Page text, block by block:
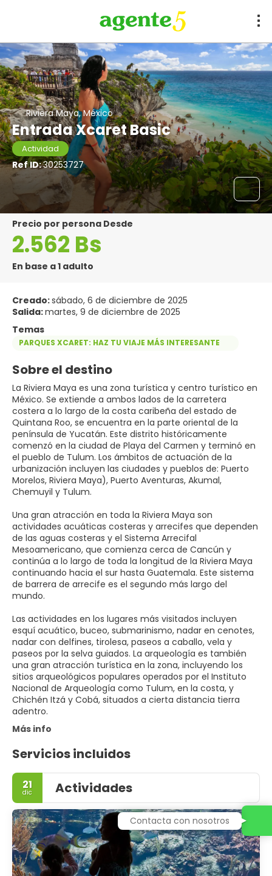
Riviera Maya, México
Entrada Xcaret Basic
Actividad
Ref ID:30253727
precio por persona Desde
2.562 Bs
En base a 1 adulto
Creado:sábado, 6 de diciembre de 2025
Salida:martes, 9 de diciembre de 2025
Temas
PARQUES XCARET: HAZ TU VIAJE MÁS INTERESANTE
Sobre el destino
La Riviera Maya es una zona turística y centro turístico en
México. Se extiende a ambos lados de la carretera
costera a lo largo de la costa caribeña del estado de
Quintana Roo, se encuentra en la parte oriental de la
península de Yucatán. Este distrito históricamente
comenzó en la ciudad de Playa del Carmen y terminó en
el pueblo de Tulum. Los ámbitos de actuación de la
urbanización incluyen las ciudades y pueblos de: Puerto
Morelos, Riviera Maya), Puerto Aventuras, Akumal,
Chemuyil y Tulum.
Una gran atracción en toda la Riviera Maya son
actividades acuáticas costeras y arrecifes que dependen
de las aguas costeras y el Sistema Arrecifal
Mesoamericano, que comienza cerca de Cancún y
continúa a lo largo de toda la longitud de la Riviera Maya
continuando hacia el sur hasta Guatemala. Este sistema
de barrera de arrecife es el segundo más largo del
mundo.
Las actividades en los lugares más visitados incluyen
esquí acuático, buceo, submarinismo, nadar en cenotes,
nadar con delfines, tirolesa, paseos a caballo, vela y
paseos por la selva guiados. La arqueología es también
una gran atracción turística en la zona, incluyendo los
sitios arqueológicos populares operados por el Instituto
Nacional de Arqueología como Tulum, en la costa, y
Chichén Itzá y Cobá, situados a cierta distancia tierra
adentro.
Más info
Servicios incluidos
21
dic Actividades
Contacta con nosotros